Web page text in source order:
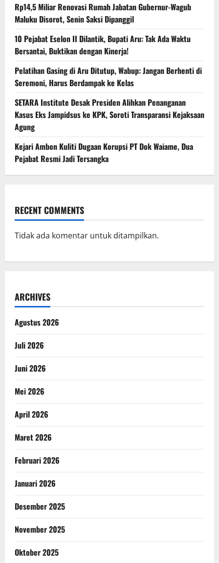
Rp14,5 Miliar Renovasi Rumah Jabatan Gubernur-Wagub
Maluku Disorot, Senin Saksi Dipanggil
10 Pejabat Eselon II Dilantik, Bupati Aru: Tak Ada Waktu
Bersantai, Buktikan dengan Kinerja!
Pelatihan Gasing di Aru Ditutup, Wabup: Jangan Berhenti di
Seremoni, Harus Berdampak ke Kelas
SETARA Institute Desak Presiden Alihkan Penanganan
Kasus Eks Jampidsus ke KPK, Soroti Transparansi Kejaksaan
Agung
Kejari Ambon Kuliti Dugaan Korupsi PT Dok Waiame, Dua
Pejabat Resmi Jadi Tersangka
RECENT COMMENTS
Tidak ada komentar untuk ditampilkan.
ARCHIVES
Agustus 2026
Juli 2026
Juni 2026
Mei 2026
April 2026
Maret 2026
Februari 2026
Januari 2026
Desember 2025
November 2025
Oktober 2025